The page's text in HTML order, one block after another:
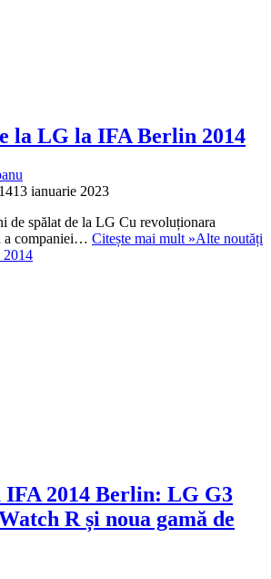
la LG la IFA Berlin 2014
13 ianuarie 2023
de spălat de la LG Cu revoluționara
a companiei… Citește mai mult »Alte noutăți
2014 Berlin: LG G3
R și noua gamă de